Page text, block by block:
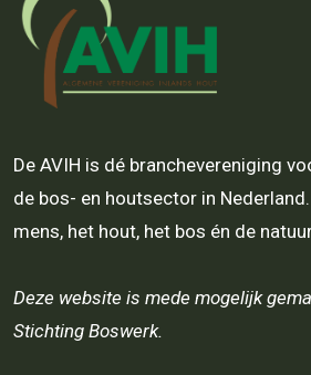
De AVIH is dé branchevereniging
de bos- en houtsector in
mens, het hout, het bos én de
Deze website is mede mogelijk
Stichting Boswerk.